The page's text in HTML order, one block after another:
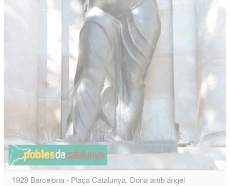
1928 Barcelona - Plaça Catalunya. Dona amb ángel